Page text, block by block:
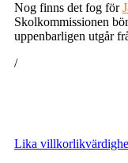
Nog finns det fog för
Skolkommissionen
uppenbarligen utgår
/
Lika villkor